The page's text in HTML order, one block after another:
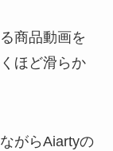
商品動画を
ほど滑らか
がらAiartyの